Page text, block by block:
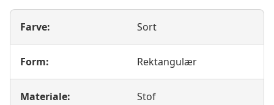
Farve: Sort
Form: Rektangulær
Materiale: Stof